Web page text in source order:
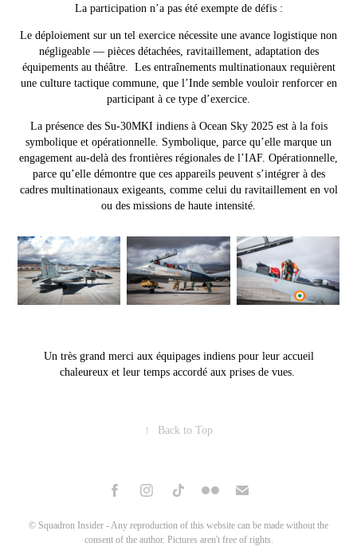
La participation n’a pas été exempte de défis :
Le déploiement sur un tel exercice nécessite une avance logistique non
négligeable — pièces détachées, ravitaillement, adaptation des
équipements au théâtre. Les entraînements multinationaux requièrent
une culture tactique commune, que l’Inde semble vouloir renforcer en
participant à ce type d’exercice.
La présence des Su-30MKI indiens à Ocean Sky 2025 est à la fois
symbolique et opérationnelle. Symbolique, parce qu’elle marque un
engagement au-delà des frontières régionales de l’IAF. Opérationnelle,
parce qu’elle démontre que ces appareils peuvent s’intégrer à des
cadres multinationaux exigeants, comme celui du ravitaillement en vol
ou des missions de haute intensité.
Un très grand merci aux équipages indiens pour leur accueil
chaleureux et leur temps accordé aux prises de vues.
↑ Back to Top
© Squadron Insider - Any reproduction of this website can be made without the
consent of the author. Pictures aren't free of rights.